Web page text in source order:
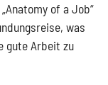
of a Job“
was
gute Arbeit zu